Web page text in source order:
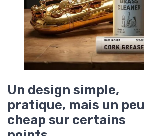
Un design simple,
pratique, mais un peu
cheap sur certains